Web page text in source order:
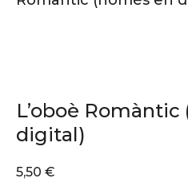
L’oboè
digital)
5,50 €